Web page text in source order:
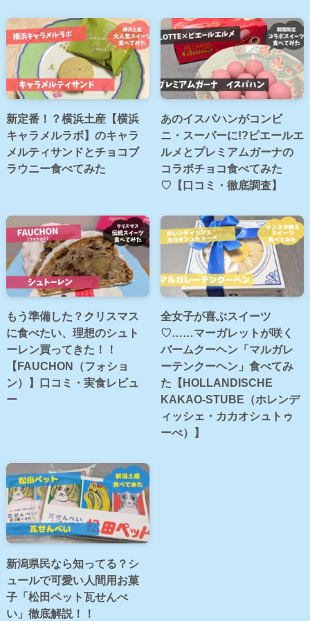
新定番！？横浜土産【横浜
キャラメルラボ】のキャラ
メルティサンドとチョコブ
ラウニー食べてみた
あのイスパハンがコンビ
ニ・スーパーに!?ピエールエ
ルメとプレミアムガーナの
コラボチョコ食べてみた
♡【口コミ・徹底調査】
もう準備した？クリスマス
に食べたい、理想のシュト
ーレン買ってきた！！
【FAUCHON（フォショ
ン）】口コミ・実食レビュ
ー
全女子が喜ぶスイーツ
♡……マーガレットが咲く
バームクーヘン「マルガレ
ーテンクーヘン」食べてみ
た【HOLLANDISCHE
KAKAO-STUBE（ホレンデ
ィッシェ・カカオシュトゥ
ーべ）】
新潟県民なら知ってる？シ
ュールで可愛い人間用お菓
子「松田ペット瓦せんべ
い」徹底解説！！